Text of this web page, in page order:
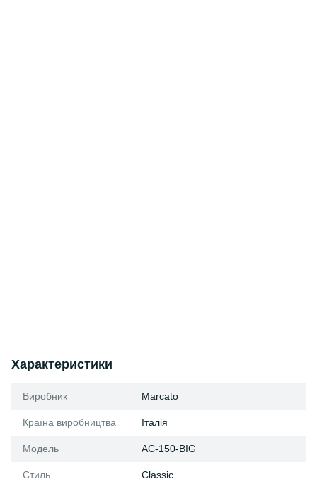
Характеристики
Виробник Marcato
Країна виробництва Італія
Модель AC-150-BIG
Стиль Classic